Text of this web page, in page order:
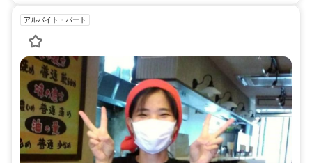
アルバイト・パート